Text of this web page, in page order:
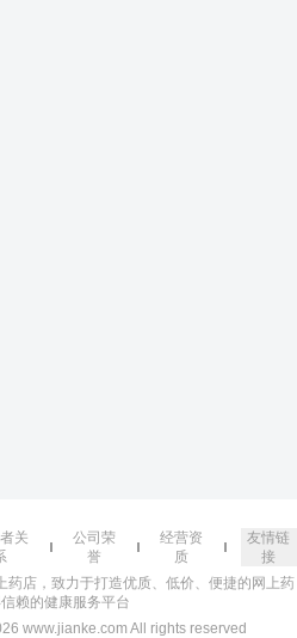
关
公司荣
誉
经营资
质
友情链
接
药店，致力于打造优质、低价、便捷的网上药
赖的健康服务平台
www.jianke.com All rights reserved